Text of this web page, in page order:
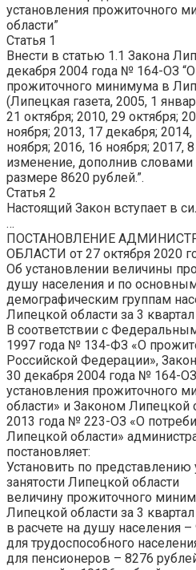
установления прожиточного
области”
Статья 1
Внести в статью 1.1 Закона
декабря 2004 года № 164-ОЗ
прожиточного минимума в
(Липецкая газета, 2005, 1
21 октября; 2010, 29 октября;
ноября; 2013, 17 декабря;
ноября; 2016, 16 ноября; 2017,
изменение, дополнив словами
размере 8620 рублей.”.
Статья 2
Настоящий Закон вступает в
…
ПОСТАНОВЛЕНИЕ
ОБЛАСТИ от 27 октября 2020
Об установлении величины
душу населения и по
демографическим группам
Липецкой области за 3
В соответствии с
1997 года № 134-ФЗ «О
Российской Федерации»,
30 декабря 2004 года № 164-
установления прожиточного
области» и Законом Липецкой
2013 года № 223-ОЗ «О
Липецкой области»
постановляет:
Установить по представлению
занятости Липецкой области
величину прожиточного
Липецкой области за 3
в расчете на душу населения –
для трудоспособного
для пенсионеров – 8276